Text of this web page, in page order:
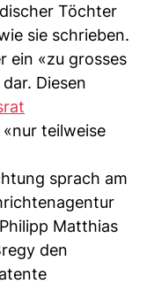
Töchter
sie schrieben.
ein «zu grosses
Diesen
teilweise
sprach am
Matthias
den